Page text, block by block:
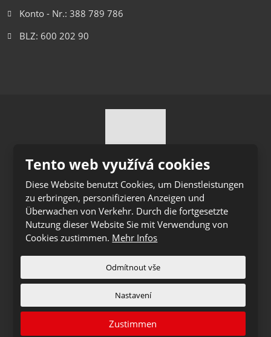
Konto - Nr.: 388 789 786
BLZ: 600 202 90
© 2026 Ihro Transport & Logistik s.r.o., erstellt eBRÁNA
s.r.o.
Sitemap
VYROBILA
Tento web je chráněn pomocí Google ReCAPTCHA a platí
pro něj
zásady ochrany osobních údajů a smluvní podmínky
společnosti Google.
Tento web využívá cookies
Diese Website benutzt Cookies, um Dienstleistungen
zu erbringen, personifizieren Anzeigen und
Überwachen von Verkehr. Durch die fortgesetzte
Nutzung dieser Website Sie mit Verwendung von
Cookies zustimmen. Mehr Infos
Odmítnout vše
Nastavení
Zustimmen